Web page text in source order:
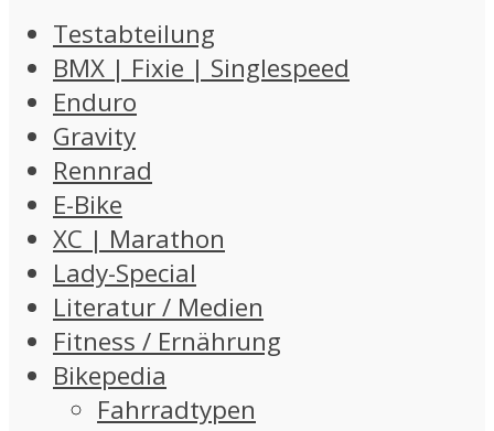
Testabteilung
BMX | Fixie | Singlespeed
Enduro
Gravity
Rennrad
E-Bike
XC | Marathon
Lady-Special
Literatur / Medien
Fitness / Ernährung
Bikepedia
Fahrradtypen